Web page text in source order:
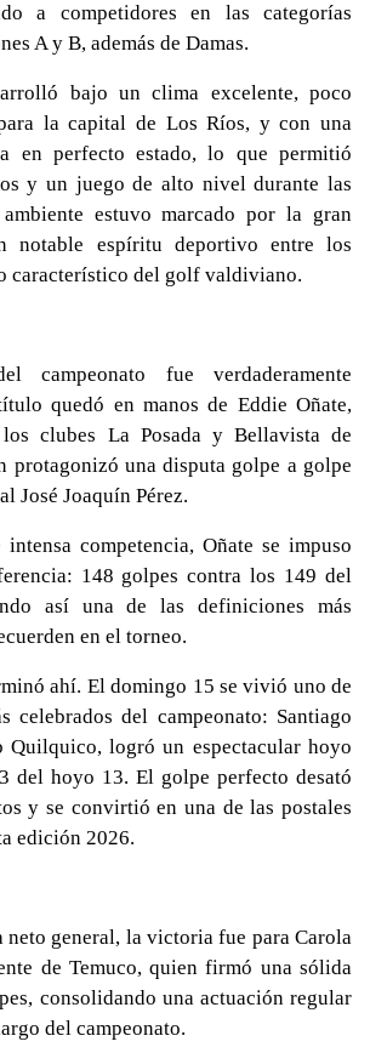
a competidores en las categorías
A y B, además de Damas.
bajo un clima excelente, poco
la capital de Los Ríos, y con una
en perfecto estado, lo que permitió
y un juego de alto nivel durante las
estuvo marcado por la gran
notable espíritu deportivo entre los
característico del golf valdiviano.
campeonato fue verdaderamente
quedó en manos de Eddie Oñate,
los clubes La Posada y Bellavista de
protagonizó una disputa golpe a golpe
José Joaquín Pérez.
competencia, Oñate se impuso
148 golpes contra los 149 del
así una de las definiciones más
en el torneo.
ahí. El domingo 15 se vivió uno de
celebrados del campeonato: Santiago
Quilquico, logró un espectacular hoyo
del hoyo 13. El golpe perfecto desató
y se convirtió en una de las postales
edición 2026.
neto general, la victoria fue para Carola
de Temuco, quien firmó una sólida
consolidando una actuación regular
del campeonato.